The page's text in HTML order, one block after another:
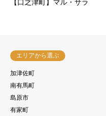
【口之津町】マル・サラ
エリアから選ぶ
加津佐町
南有馬町
島原市
有家町